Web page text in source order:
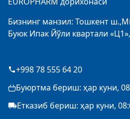
Бизнинг манзил: Тошкент
Буюк Ипак Йўли квартали
+998 78 555 64 20
Буюртма бериш: ҳар куни,
Етказиб бериш: ҳар куни,